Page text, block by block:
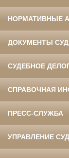
НОРМАТИВНЫЕ
ДОКУМЕНТЫ
СУДЕБНОЕ
СПРАВОЧНАЯ
ПРЕСС-СЛУЖБА
УПРАВЛЕНИЕ